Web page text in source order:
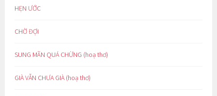
HẸN ƯỚC
CHỜ ĐỢI
SUNG MÃN QUÁ CHỪNG (hoạ thơ)
GIÀ VẪN CHƯA GIÀ (hoạ thơ)